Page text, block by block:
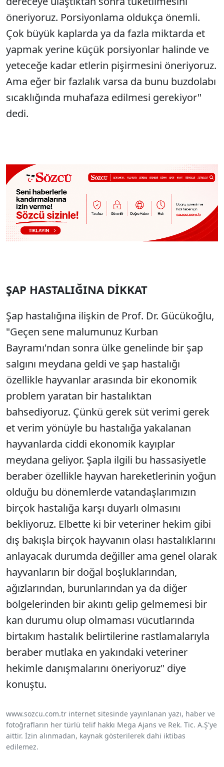
öneriyoruz. Porsiyonlama oldukça önemli.
Çok büyük kaplarda ya da fazla miktarda et
yapmak yerine küçük porsiyonlar halinde ve
yeteceğe kadar etlerin pişirmesini öneriyoruz.
Ama eğer bir fazlalık varsa da bunu buzdolabı
sıcaklığında muhafaza edilmesi gerekiyor"
dedi.
ŞAP HASTALIĞINA DİKKAT
Şap hastalığına ilişkin de Prof. Dr. Gücükoğlu,
"Geçen sene malumunuz Kurban
Bayramı'ndan sonra ülke genelinde bir şap
salgını meydana geldi ve şap hastalığı
özellikle hayvanlar arasında bir ekonomik
problem yaratan bir hastalıktan
bahsediyoruz. Çünkü gerek süt verimi gerek
et verim yönüyle bu hastalığa yakalanan
hayvanlarda ciddi ekonomik kayıplar
meydana geliyor. Şapla ilgili bu hassasiyetle
beraber özellikle hayvan hareketlerinin yoğun
olduğu bu dönemlerde vatandaşlarımızın
birçok hastalığa karşı duyarlı olmasını
bekliyoruz. Elbette ki bir veteriner hekim gibi
dış bakışla birçok hayvanın olası hastalıklarını
anlayacak durumda değiller ama genel olarak
hayvanların bir doğal boşluklarından,
ağızlarından, burunlarından ya da diğer
bölgelerinden bir akıntı gelip gelmemesi bir
kan durumu olup olmaması vücutlarında
birtakım hastalık belirtilerine rastlamalarıyla
beraber mutlaka en yakındaki veteriner
hekimle danışmalarını öneriyoruz" diye
konuştu.
www.sozcu.com.tr internet sitesinde yayınlanan yazı, haber ve
fotoğrafların her türlü telif hakkı Mega Ajans ve Rek. Tic. A.Ş'ye
aittir. İzin alınmadan, kaynak gösterilerek dahi iktibas
edilemez.